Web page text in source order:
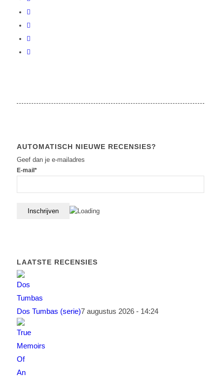
AUTOMATISCH NIEUWE RECENSIES?
Geef dan je e-mailadres
E-mail*
LAATSTE RECENSIES
Dos Tumbas (serie)7 augustus 2026 - 14:24